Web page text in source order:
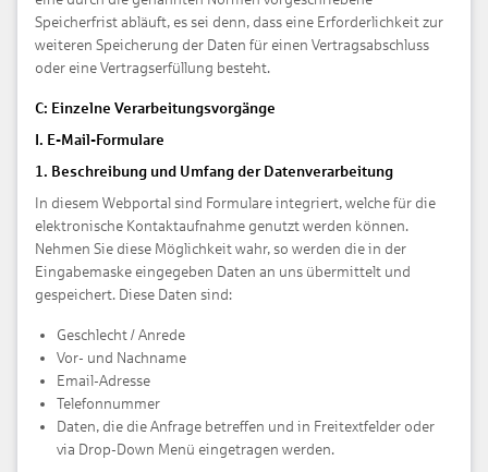
Speicherfrist abläuft, es sei denn, dass eine Erforderlichkeit zur
weiteren Speicherung der Daten für einen Vertragsabschluss
oder eine Vertragserfüllung besteht.
C: Einzelne Verarbeitungsvorgänge
I. E-Mail-Formulare
1. Beschreibung und Umfang der Datenverarbeitung
In diesem Webportal sind Formulare integriert, welche für die
elektronische Kontaktaufnahme genutzt werden können.
Nehmen Sie diese Möglichkeit wahr, so werden die in der
Eingabemaske eingegeben Daten an uns übermittelt und
gespeichert. Diese Daten sind:
Geschlecht / Anrede
Vor- und Nachname
Email-Adresse
Telefonnummer
Daten, die die Anfrage betreffen und in Freitextfelder oder
via Drop-Down Menü eingetragen werden.